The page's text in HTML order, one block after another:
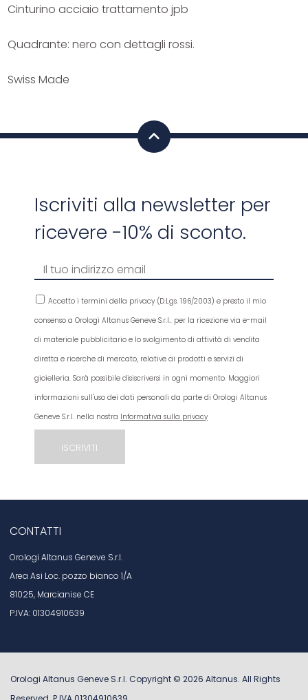
Cinturino acciaio trattamento jpb
Quadrante: nero con dettagli rossi.
Swiss Made
Iscriviti alla newsletter per
ricevere -10% di sconto.
Accetto i termini della privacy (D.Lgs. 196/2003) e presto il mio
consenso a Orologi Altanus Geneve S.r.l.. per la ricezione via e-mail
di materiale pubblicitario e lo svolgimento di attività di vendita
diretta e ricerche di mercato, relative ai prodotti e servizi di
gioielleria. Sarà possibile disiscriversi in ogni momento. Maggiori
informazioni sull'uso dei dati personali da parte di Orologi Altanus
Geneve S.r.l. nella nostra Informativa sulla privacy
CONTATTI
Orologi Altanus Geneve S.r.l.
Area Asi Loc. pozzo bianco 1/A
81025, Marcianise CE
P.IVA: 01304910639
Orologi Altanus Geneve S.r.l. Copyright © 2026 Altanus. All Rights